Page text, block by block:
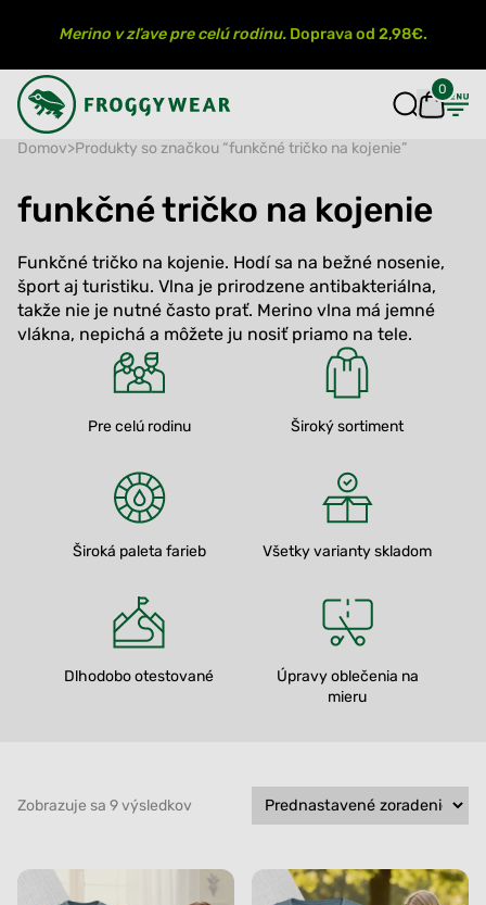
Merino v zľave pre celú rodinu. Doprava od 2,98€.
0
Domov>Produkty so značkou “funkčné tričko na kojenie”
funkčné tričko na kojenie
Funkčné tričko na kojenie. Hodí sa na bežné nosenie,
šport aj turistiku. Vlna je prirodzene antibakteriálna,
takže nie je nutné často prať. Merino vlna má jemné
vlákna, nepichá a môžete ju nosiť priamo na tele.
Pre celú rodinu Široký sortiment
Široká paleta farieb Všetky varianty skladom
Dlhodobo otestované
Úpravy oblečenia na
mieru
Zobrazuje sa 9 výsledkov